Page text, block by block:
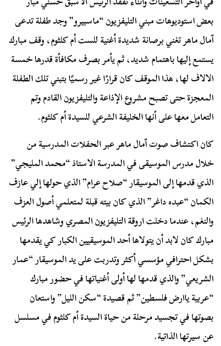
بعض استوديوهات مبني التليفزيون “ماسبيرو” وجد طفلة تدعى
اّمال ماهر تغني برصانة شديدة أغنية للست أم كلثوم، وقف مبارك
يستمع إليها باهتمام شديد، ثم يأمر بصرف مكافأة قدرها خمسة
الالاف لها، هذا الموقف كان قرارًا غير رسميًا بتبني تلك الطفلة
المعجزة حتى تصبح مشروع الإذاعة والتليفزيون القادم وتم
التعامل معها على أنها الخليفة الشرعي للسيدة أم كلثوم.
كان اكتشاف صوت اّمال ماهر عبر الحفلات المدرسية من
خلال مدرس الموسيقى في المدرسة الاستاذ “محمد المليجي”
الذي قدمها إلى الموسيقار “صلاح عرام” الذي حولها إلي عازف
الكمان “عبده داغر” الذي كان بيته قبلة لمتعلمي أصول العزف
والنغم، عندما دخلت اروقة التليفزيون المصري وشاهدها الرئيس
مبارك كان لابد أن يتولاها أحد الموسيقيين الكبار كي يقدمها
بشكل احترافي مؤسسي أكثر وتدربت على يد الموسيقار “عمار
الشريعي” والذي قدمها لها أولى أغنياتها في حضور مبارك
“عربية ياارض فلسطين” ثم قصيدة “سكن الليل” واستعان
بصوتها في تجسيد مرحلة من حياة السيدة أم كلثوم في مسلسل
عن سيرتها الذاتية.